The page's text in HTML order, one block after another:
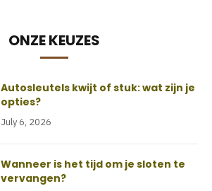
ONZE KEUZES
Autosleutels kwijt of stuk: wat zijn je
opties?
July 6, 2026
Wanneer is het tijd om je sloten te
vervangen?